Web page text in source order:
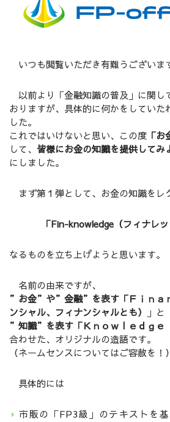
ご予約・お問い合わせ
メールでの受付
24時間受付中
070-9124-
受付時間：9:00～
いつも閲覧いただき有難うございま
以前より「金融知識の普及」に関し
おりますが、具体的に何かをしていた
した。
これではいけないと思い、この度 「
して、 皆様にお金の知識を提供してみ
にしました。
まず第１弾として、お金の知識をレ
「Fin-knowledge（フィナレッ
なるものを立ち上げようと思います。
名前の由来ですが、
”お金”や”金融”を表す「Ｆｉｎａ
ンシャル、フィナンシャルとも）
」と
”知識”を表す「Ｋｎｏｗｌｅｄｇｅ
合わせた、オリジナルの造語です。
（ネームセンスについてはご容赦を！）
具体的には
市販の「FP3級」のテキストを基